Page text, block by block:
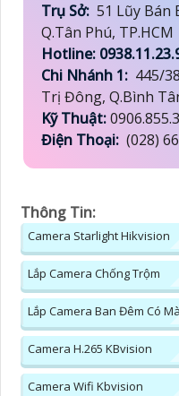
Trụ Sở: 51 Lũy Bán
Q.Tân Phú, TP.HCM
Hotline:
Chi Nhánh 1: 445/
Trị Đông, Q.Bình
Kỹ Thuật:
Điện Thoại: (028)
Thông Tin:
Camera Starlight Hikvision
Lắp Camera Chống Trộm
Lắp Camera Ban Đêm Có
Camera H.265 KBvision
Camera Wifi Kbvision